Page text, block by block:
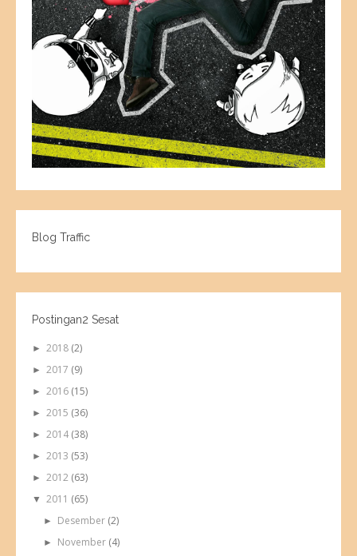
Blog Traffic
Postingan2 Sesat
► 2018 (2)
► 2017 (9)
► 2016 (15)
► 2015 (36)
► 2014 (38)
► 2013 (53)
► 2012 (63)
▼ 2011 (65)
► Desember (2)
► November (4)